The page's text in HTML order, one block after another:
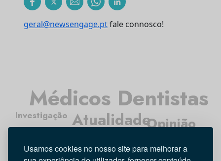
Usamos cookies no nosso site para melhorar a
geral@newsengage.ptfale connosco!
Atualidade
Médicos Dentistas
Higiene Oral
Entrevista
Opinião
Tecnologia
Investigação